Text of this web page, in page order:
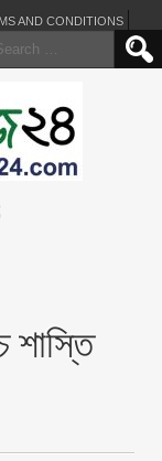
AND CONDITIONS
শাস্তি